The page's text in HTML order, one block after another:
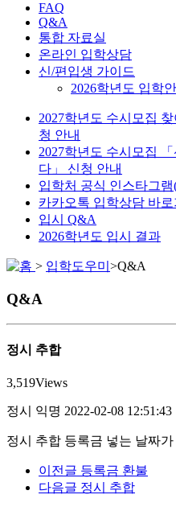
FAQ
Q&A
통합 자료실
온라인 입학상담
신/편입생 가이드
2026학년도 입학
2027학년도 수시모집
청 안내
2027학년도 수시모집
다」 신청 안내
입학처 공식 인스타그램
카카오톡 입학상담 바로
입시 Q&A
2026학년도 입시 결과
> 입학도우미 >Q&A
Q&A
정시 추합
3,519Views
정시 익명 2022-02-08 12:51:43
정시 추합 등록금 넣는 날짜
이전글 등록금 환불
다음글 정시 추합